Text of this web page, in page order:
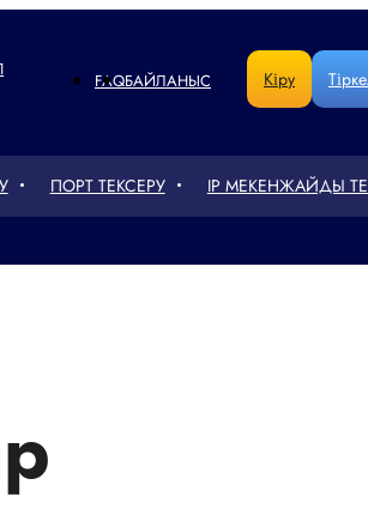
FAQБАЙЛАНЫС Кіру
ГРИВНЯ
ПОРТ ТЕКСЕРУ IP МЕКЕНЖАЙДЫ